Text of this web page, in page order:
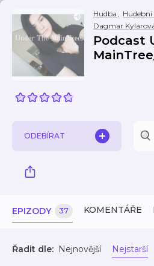
Hudba ,
Dagmar
Podcast
ODEBÍRAT
EPIZODY 37 KOMENTÁŘE
Řadit dle: Nejnovější Nejstarší